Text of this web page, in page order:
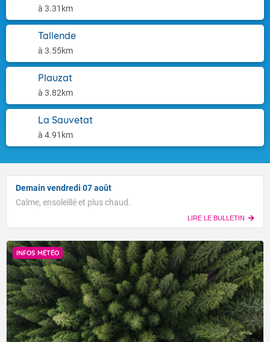
à 3.31km
Tallende
à 3.55km
Plauzat
à 3.82km
La Sauvetat
à 4.91km
Demain vendredi 07 août
Calme, ensoleillé et plus chaud.
LIRE LE BULLETIN
INFOS MÉTÉO